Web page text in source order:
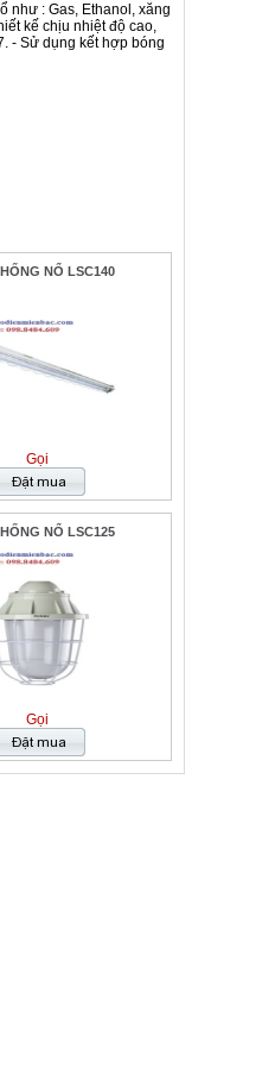
như : Gas, Ethanol, xăng
kế chịu nhiệt độ cao,
- Sử dụng kết hợp bóng
NỔ LSC140
Gọi
NỔ LSC125
Gọi